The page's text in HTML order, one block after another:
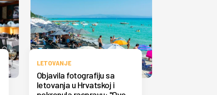
LETOVANJE
Objavila fotografiju sa
letovanja u Hrvatskoj i